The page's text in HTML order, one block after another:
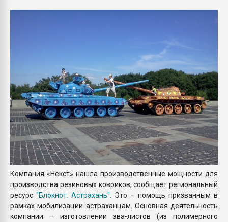
ПЕРЕЙТИ НА
Компания «Некст» нашла производственные мощности для
производства резиновых ковриков, сообщает региональный
ресурс "Блокнот. Астрахань" . Это – помощь призванным в
рамках мобилизации астраханцам. Основная деятельность
компании – изготовлении эва-листов (из полимерного